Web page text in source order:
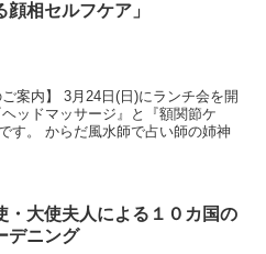
顔相セルフケア」
案内】 3月24日(日)にランチ会を開
ッドマッサージ』と『額関節ケ
す。 からだ風水師で占い師の姉神
・大使夫人による１０カ国の
デニング